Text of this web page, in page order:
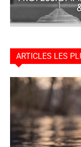
ARTICLES LES